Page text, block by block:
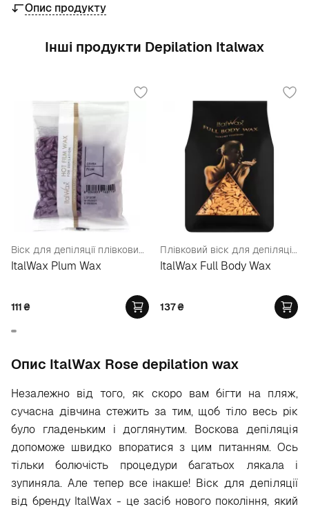
Опис продукту
Інші продукти Depilation Italwax
Віск для депіляції плівковий у гранулах "Слива"
ItalWax Plum Wax
111₴
Плівковий віск для депіляції Преміум-Класу, у гранулах
ItalWax Full Body Wax
137₴
Опис ItalWax Rose depilation wax
Незалежно від того, як скоро вам бігти на пляж,
сучасна дівчина стежить за тим, щоб тіло весь рік
було гладеньким і доглянутим. Воскова депіляція
допоможе швидко впоратися з цим питанням. Ось
тільки болючість процедури багатьох лякала і
зупиняла. Але тепер все інакше! Віск для депіляції
від бренду ItalWax - це засіб нового покоління, який